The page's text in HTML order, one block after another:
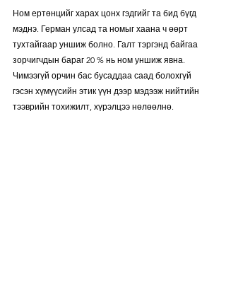
Ном ертөнцийг харах цонх гэдгийг та бид бүгд
мэднэ. Герман улсад та номыг хаана ч өөрт
тухтайгаар уншиж болно. Галт тэргэнд байгаа
зорчигчдын бараг 20 % нь ном уншиж явна.
Чимээгүй орчин бас бусаддаа саад болохгүй
гэсэн хүмүүсийн этик үүн дээр мэдээж нийтийн
тээврийн тохижилт, хүрэлцээ нөлөөлнө.